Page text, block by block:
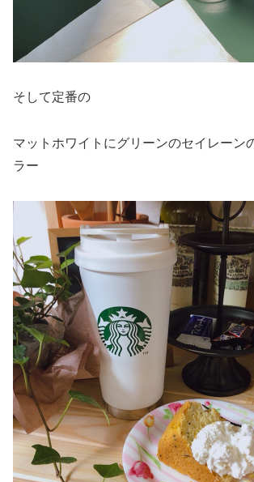
そして定番の
マットホワイトにグリーンのセイレーン
ラー